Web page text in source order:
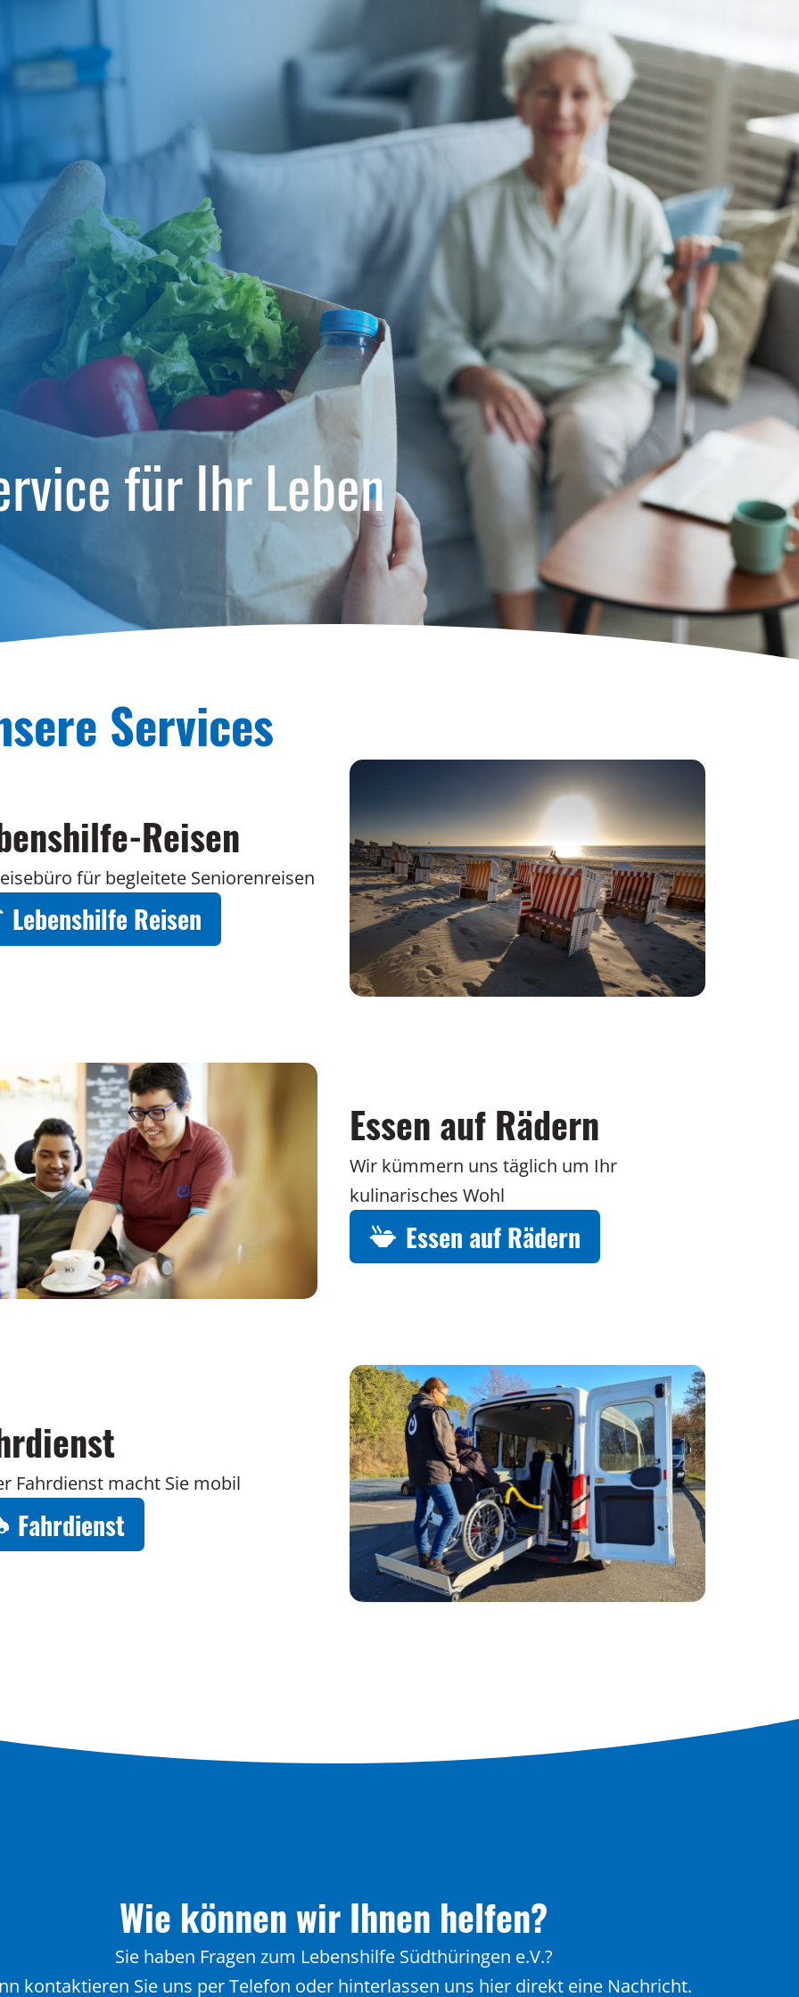
für Ihr Leben
Services
Reisen
für begleitete Seniorenreisen
Lebenshilfe Reisen
Essen auf Rädern
Wir kümmern uns täglich um Ihr
kulinarisches Wohl
Essen auf Rädern
Fahrdienst macht Sie mobil
Fahrdienst
Wie können wir Ihnen helfen?
Sie haben Fragen zum Lebenshilfe Südthüringen e.V.?
kontaktieren Sie uns per Telefon oder hinterlassen uns hier direkt eine Nachricht.